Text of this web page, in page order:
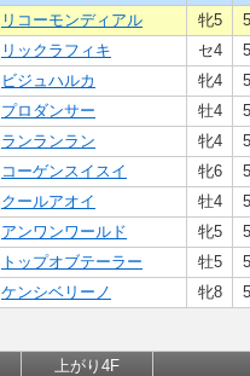
リコーモンディアル 牝5
リックラフィキ セ4
ビジュハルカ 牝4
プロダンサー 牡4
ランランラン 牝4
コーゲンスイスイ 牝6
クールアオイ 牡4
アンワンワールド 牝5
トップオブテーラー 牡5
ケンシベリーノ 牝8
上がり4F